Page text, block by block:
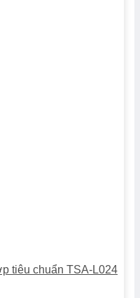
tiêu chuẩn TSA-L024